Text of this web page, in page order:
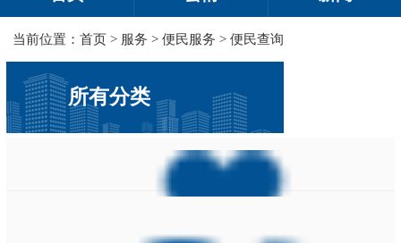
当前位置：首页 > 服务 >便民服务 >便民查询
所有分类